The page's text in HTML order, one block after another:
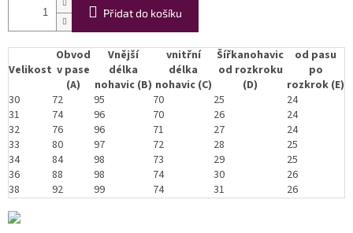
Přidat do košíku
Velikost
Obvod
v pase
(A)
Vnější
délka
nohavic (B)
vnitřní
délka
nohavic (C)
Šířkanohavic
od rozkroku
(D)
od pasu
po
rozkrok (E)
30
72 95 70 25
24
31
74 96 70 26
24
32
76 96 71 27
24
33
80 97 72 28
25
34
84 98 73 29
25
36
88 98 74 30
26
38
92 99 74 31 26